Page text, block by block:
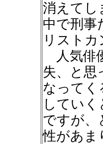
消えてし
中で刑事
リスト
人気俳
失、と思
なってく
してい
ですが、
性があま